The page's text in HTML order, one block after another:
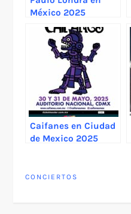
México 2025
Caifanes en Ciudad
de Mexico 2025
CONCIERTOS